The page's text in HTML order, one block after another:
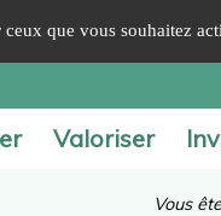
Valoriser
Vous
que vous souhaitez